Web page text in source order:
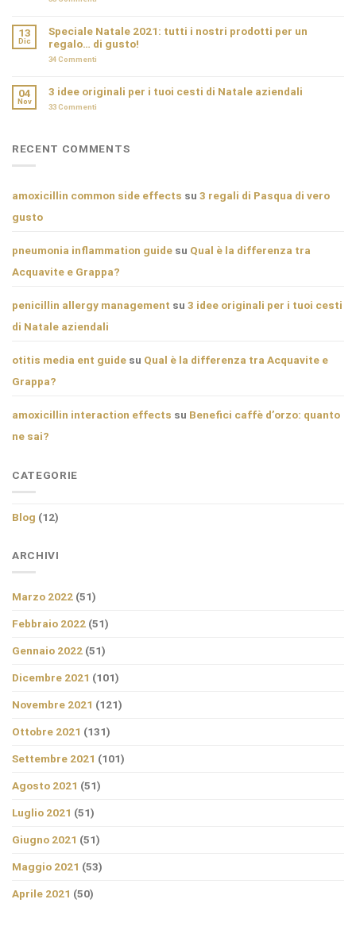
13
Dic
Speciale Natale 2021: tutti i nostri prodotti per un
regalo… di gusto!
34Commenti
04
Nov
3 idee originali per i tuoi cesti di Natale aziendali
33Commenti
RECENT COMMENTS
amoxicillin common side effects su 3 regali di Pasqua di vero
gusto
pneumonia inflammation guide su Qual è la differenza tra
Acquavite e Grappa?
penicillin allergy management su 3 idee originali per i tuoi cesti
di Natale aziendali
otitis media ent guide su Qual è la differenza tra Acquavite e
Grappa?
amoxicillin interaction effects su Benefici caffè d’orzo: quanto
ne sai?
CATEGORIE
Blog (12)
ARCHIVI
Marzo 2022 (51)
Febbraio 2022 (51)
Gennaio 2022 (51)
Dicembre 2021 (101)
Novembre 2021 (121)
Ottobre 2021 (131)
Settembre 2021 (101)
Agosto 2021 (51)
Luglio 2021 (51)
Giugno 2021 (51)
Maggio 2021 (53)
Aprile 2021 (50)